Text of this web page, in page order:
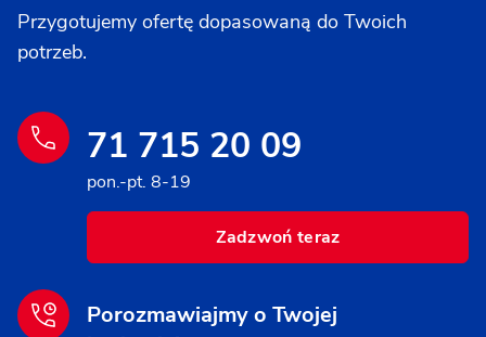
Przygotujemy ofertę dopasowaną do Twoich
potrzeb.
71 715 20 09
pon.-pt. 8-19
Zadzwoń teraz
Porozmawiajmy o Twojej